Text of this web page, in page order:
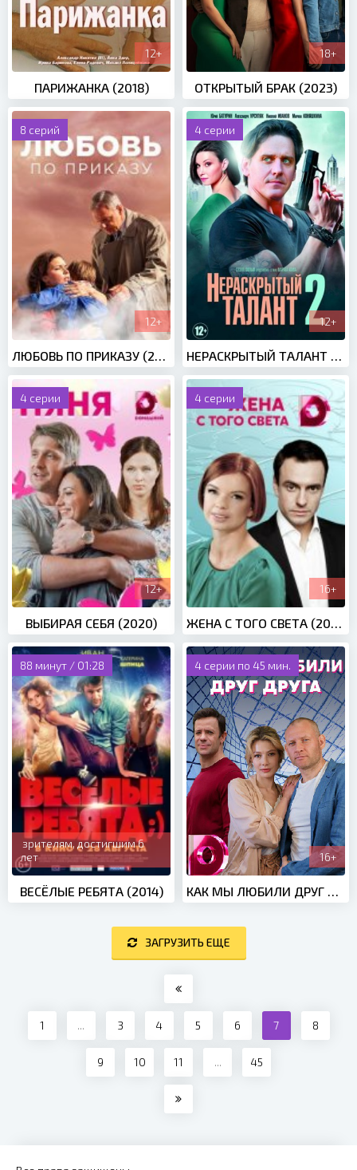
12+
ПАРИЖАНКА (2018)
18+
ОТКРЫТЫЙ БРАК (2023)
8 серий
12+
4 серии
12+
4 серии
12+
ВЫБИРАЯ СЕБЯ (2020)
4 серии
16+
ЖЕНА С ТОГО СВЕТА (2018)
88 минут / 01:28
зрителям, достигшим 6
лет
ВЕСЁЛЫЕ РЕБЯТА (2014)
4 серии по 45 мин.
16+
КАК МЫ ЛЮБИЛИ ДРУГ ДРУГА (2021)
ЗАГРУЗИТЬ ЕЩЕ
1 ... 3 4 5 6 7 8
9 10 11 ... 45